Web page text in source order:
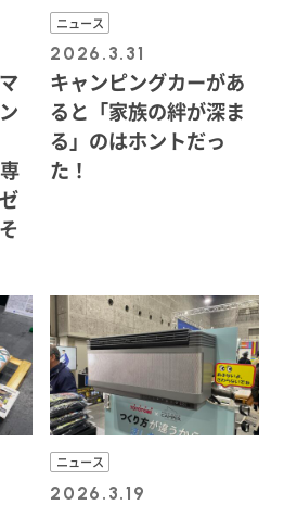
ニュース
2026.3.31
キャンピングカーがあ
ると「家族の絆が深ま
る」のはホントだっ
た！
ニュース
2026.3.19